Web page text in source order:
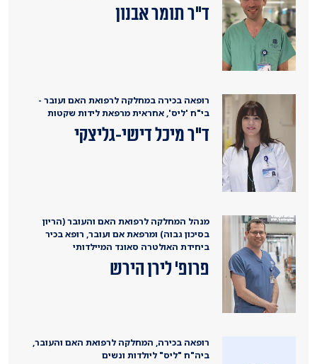
ד"ר תומר אבנון
רופאה בכירה במחלקה לרפואת האם ועובר -
בי"ח 'ליס', אחראית מרפאת לידות שקטות
ד"ר מיכל דישי-גליצקי
מנהל המחלקה לרפואת האם והעובר (הריון
בסיכון גבוה) ומרפאת אם ועובר, רופא בכיר
ביחידת האולטרה סאונד המיילדותי
פרופ' לירן הירש
רופאה בכירה, המחלקה לרפואת האם והעובר,
ביה"ח "ליס" ליולדות ונשים